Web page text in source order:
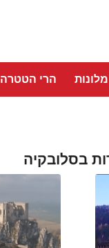
מלונות הרי הטטרה
בסלובקיה